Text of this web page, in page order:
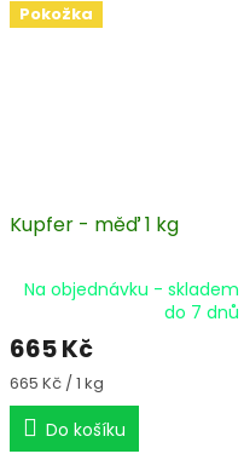
Pokožka
Kupfer - měď 1 kg
Na objednávku - skladem
do 7 dnů
665 Kč
Měrná
cena:
665 Kč / 1 kg
Do košíku